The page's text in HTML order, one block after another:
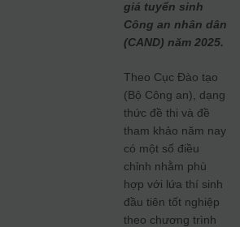
giá tuyển sinh
Công an nhân dân
(CAND) năm 2025.
Theo Cục Đào tạo
(Bộ Công an), dạng
thức đề thi và đề
tham khảo năm nay
có một số điều
chỉnh nhằm phù
hợp với lứa thí sinh
đầu tiên tốt nghiệp
theo chương trình